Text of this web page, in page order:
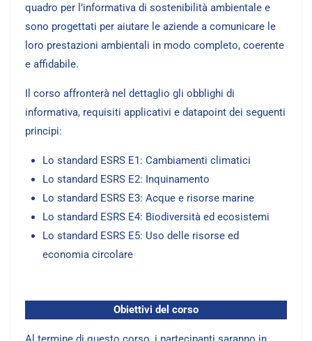
quadro per l’informativa di sostenibilità ambientale e
sono progettati per aiutare le aziende a comunicare le
loro prestazioni ambientali in modo completo, coerente
e affidabile.
Il corso affronterà nel dettaglio gli obblighi di
informativa, requisiti applicativi e datapoint dei seguenti
principi:
Lo standard ESRS E1: Cambiamenti climatici
Lo standard ESRS E2: Inquinamento
Lo standard ESRS E3: Acque e risorse marine
Lo standard ESRS E4: Biodiversità ed ecosistemi
Lo standard ESRS E5: Uso delle risorse ed
economia circolare
Obiettivi del corso